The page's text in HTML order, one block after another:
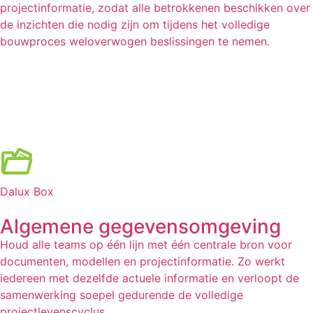
projectinformatie, zodat alle betrokkenen beschikken over
de inzichten die nodig zijn om tijdens het volledige
bouwproces weloverwogen beslissingen te nemen.
Dalux Box
Algemene gegevensomgeving
Houd alle teams op één lijn met één centrale bron voor
documenten, modellen en projectinformatie. Zo werkt
iedereen met dezelfde actuele informatie en verloopt de
samenwerking soepel gedurende de volledige